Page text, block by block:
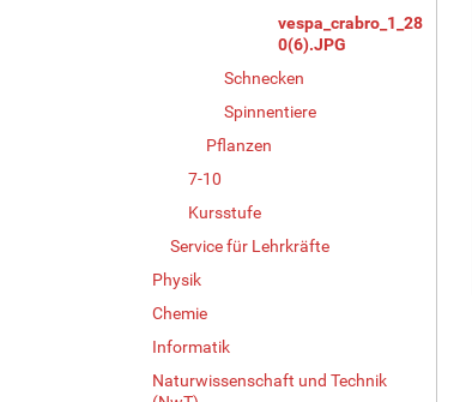
vespa_crabro_1_28
0(6).JPG
Schnecken
Spinnentiere
Pflanzen
7-10
Kursstufe
Service für Lehrkräfte
Physik
Chemie
Informatik
Naturwissenschaft und Technik